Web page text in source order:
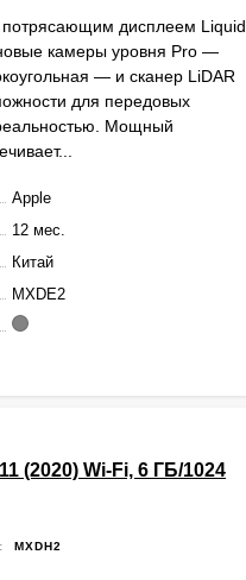
дисплеем Liquid
камеры уровня Pro —
— и сканер LiDAR
для передовых
Мощный
Apple
12 мес.
Китай
MXDE2
(2020) Wi-Fi, 6 ГБ/1024
MXDH2